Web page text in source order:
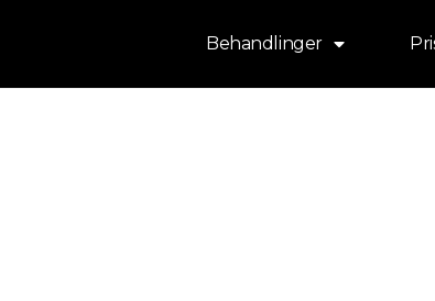
Behandlinger